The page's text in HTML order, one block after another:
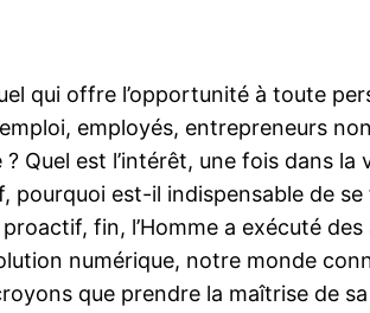
qui offre l’opportunité à toute
employés, entrepreneurs
Quel est l’intérêt, une fois dans
est-il indispensable de
fin, l’Homme a exécuté
numérique, notre monde
que prendre la maîtrise de